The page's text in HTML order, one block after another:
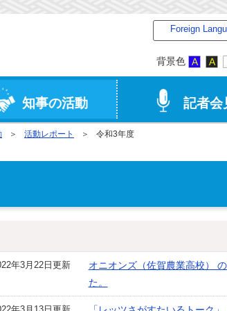
Foreign
背景色
知事の活動 記者会
活動レポート 令和3年度
年3月22日更新
オニオンズ（佐賀農業高校）
た。